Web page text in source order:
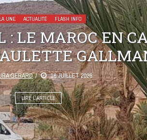
UNE ACTUALITÉ FLASH INFO
: LE MAROC EN
GERARD 16 JUILLET 2026
LIRE L’ARTICLE